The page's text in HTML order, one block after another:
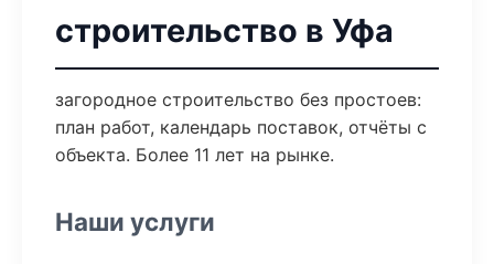
строительство в Уфа
загородное строительство без простоев:
план работ, календарь поставок, отчёты с
объекта. Более 11 лет на рынке.
Наши услуги